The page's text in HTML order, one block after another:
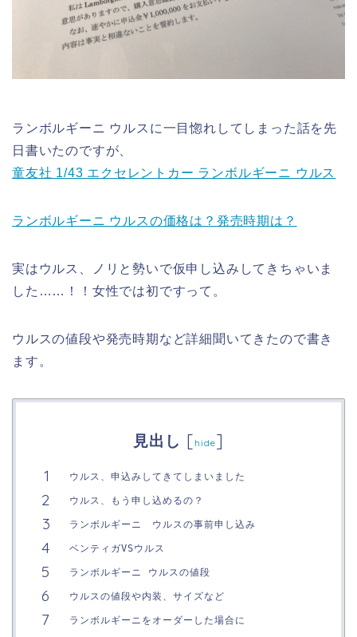
ランボルギーニ ウルスに一目惚れしてしまった話を先
日書いたのですが、
童友社 1/43 エクセレントカー ランボルギーニ ウルス
ランボルギーニ ウルスの価格は？発売時期は？
実はウルス、ノリと勢いで仮申し込みしてきちゃいま
した……！！女性では初ですって。
ウルスの値段や発売時期など詳細聞いてきたので書き
ます。
見出し [ hide]
ウルス、申込みしてきてしまいました
ウルス、もう申し込めるの？
ランボルギーニ ウルスの事前申し込み
ベンティガVSウルス
ランボルギーニ ウルスの値段
ウルスの値段や内装、サイズなど
ランボルギーニをオーダーした場合に